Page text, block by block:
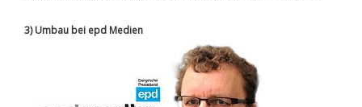
3) Umbau bei epd Medien